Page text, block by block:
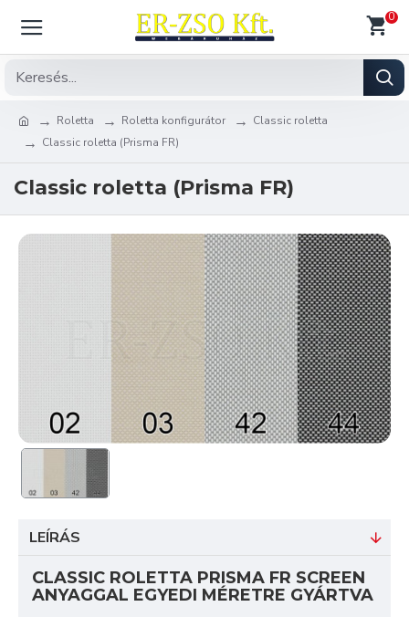
0
Roletta Roletta konfigurátor
Classic roletta
Classic roletta (Prisma FR)
Classic roletta (Prisma FR)
LEÍRÁS
CLASSIC ROLETTA PRISMA FR SCREEN
ANYAGGAL EGYEDI MÉRETRE GYÁRTVA